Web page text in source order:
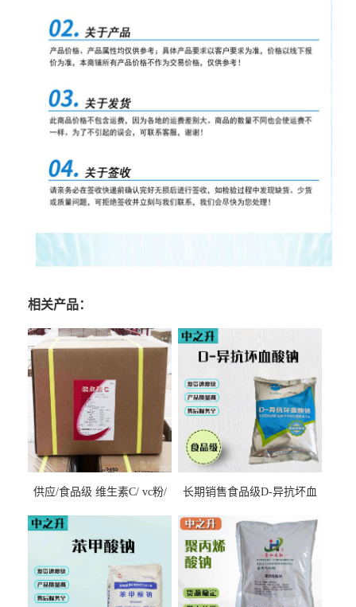
相关产品：
供应/食品级 维生素C/ vc粉/
长期销售食品级D-异抗坏血